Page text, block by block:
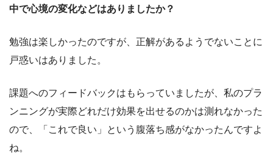
中で心境の変化などはありましたか？
勉強は楽しかったのですが、正解があるようでないことに
戸惑いはありました。
課題へのフィードバックはもらっていましたが、私のプラ
ンニングが実際どれだけ効果を出せるのかは測れなかった
ので、「これで良い」という腹落ち感がなかったんですよ
ね。